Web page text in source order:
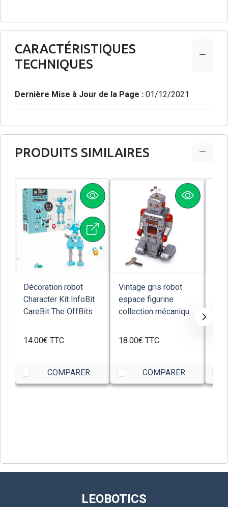
CARACTÉRISTIQUES
TECHNIQUES
Dernière Mise à Jour de la Page : 01/12/2021
PRODUITS SIMILAIRES
Décoration robot
Character Kit InfoBit
CareBit The OffBits
14.00€ TTC
COMPARER
Vintage gris robot
espace figurine
collection mécanique
18.00€ TTC
COMPARER
LEOBOTICS